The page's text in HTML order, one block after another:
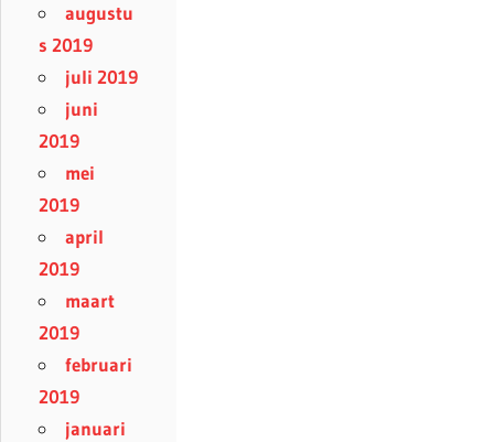
augustu
s 2019
juli 2019
juni
2019
mei
2019
april
2019
maart
2019
februari
2019
januari